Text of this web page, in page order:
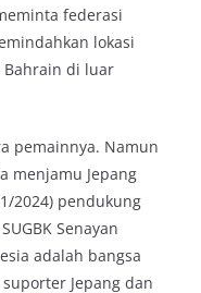
federasi
lokasi
Bahrain di luar
pemainnya. Namun
menjamu Jepang
2024) pendukung
Senayan
adalah bangsa
Jepang dan